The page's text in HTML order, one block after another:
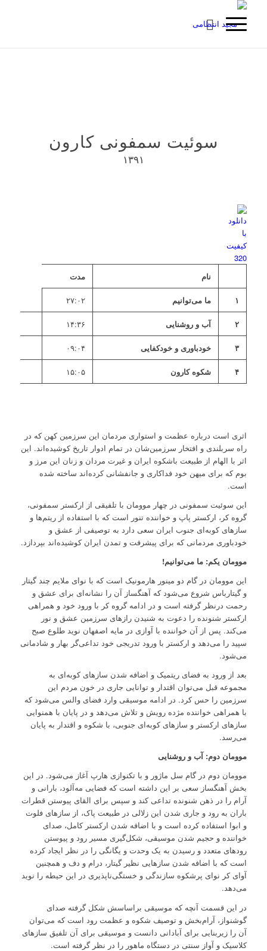
سوئیت سمفونی کارون
۱۳۹۱
نام مدت
۱ ما می‌توانیم ۲۷:۰۲
۲ آب و روشنایی ۱۴:۳۶
۳ خودباوری و خودکفایی ۰۹:۰۴
۴ شکوه کارون ۱۵:۰۵
اثری است درباره عظمت و استواری مردمان این سرزمین کهن که در
راه سربلندی و افتخار سرزمین‌شان در تمام ادوار تاریخ کوشیده‌‌اند. این
اثر با الهام از طبیعت باشکوه ایران و غیرت مردان و زنان این مرز و
بوم که برای میهن خود فداکاری و جانفشانی کرده‌اند ساخته شده
است.
این سوئیت سمفونی در چهار موومان با تلفیقی از ارکستر سمفونی،
گروه کر، ارکستر پاپ و خواننده تنور است که با استفاده از ریتم‌ها و
سازهای کوبه‌ای جنوب ایران سعی دارد به توصیفی از عشق و
خودباوری مردمانی که برای پیشرفت و تمدن ایران کوشیده‌اند بپردازد.
موومان یکم: ما می‌توانیم!
این موومان در گام دو مینور هارمونیک است که با نوای ملایم چند گیتار
و گیتارباس شروع می‌شود که آهنگساز آن را نشانه‌ای برای عشق و
رحمت درنظر گرفته است و در ادامه گروه کر با ورود خود و همراهی
ارکستر شنونده را دعوت به شنیدن رازهای سرزمین عشق و نور
می‌کند. پس از آن خواننده با آوازی در مایه اصفهان نوید طلوع صبح
سپید را می‌دهد و ارکستر با ورود تدریجی خود تداعی‌گر بهار و شادمانی
می‌شود.
بعد از ورود به فضای ریتمیک و اضافه شدن سازهای کوبه‌ای به
مجموعه قبل می‌توان اقتدار و توانایی جاری در خون مردم این
سرزمین را حس کرد. در ادامه موسیقی وارد فضای والس می‌شود که
با همراهی خواننده مژده رویش و تلاش می‌دهد و در پایان با همنوایی
سازهای ارکستر و سازهای کوبه‌ای جنوبی، با شکوه و اقتدار به پایان
می‌رسد.
موومان دوم: آب و روشنایی
موومان دوم در گام سل ماژور و با تکنوازی هارپ آغاز می‌شود. در این
بخش آهنگساز سعی بر این داشته است که فضایی مه‌آلود، بارانی و
آرام را در ذهن شنونده تداعی کند و سپس برای القای پیوستن قطرات
باران به رود و جاری شدن این زلالی در طبیعت پاک، از سازهای فلوت
و ابوا استفاده کرده است و با اضافه شدن ارکستر کامل، صدای
خواننده و حجیم شدن موسیقی، شکل‌گیری مسیر رود و پیوستن
رودهای متعدد و رسیدن به یک وحدت و یگانگی را در نظر ایجاد کرده
است که با اضافه شدن سازهایی نظیر گیتار، درام و دف و همچنین
آوای کر نوای پرشکوه سازندگی و خستگی‌ناپذیری در این حیطه را نوید
می‌دهد.
در این قسمت آنچه که موسیقی براساسش شکل گرفته صدای
گوشنواز، آرام‌بخش و توصیف شکوه و عظمت رود است که می‌توان
آن را زیربنایی برای آبادانی دانست و موسیقی برای آن تلفیق سازهای
کلاسیک و آواز سنتی در دستگاه ماهور را در نظر گرفته است.